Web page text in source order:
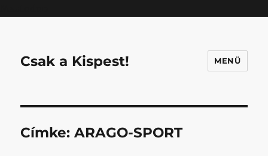
Csak a Kispest! MENÜ
Címke:ARAGO-SPORT